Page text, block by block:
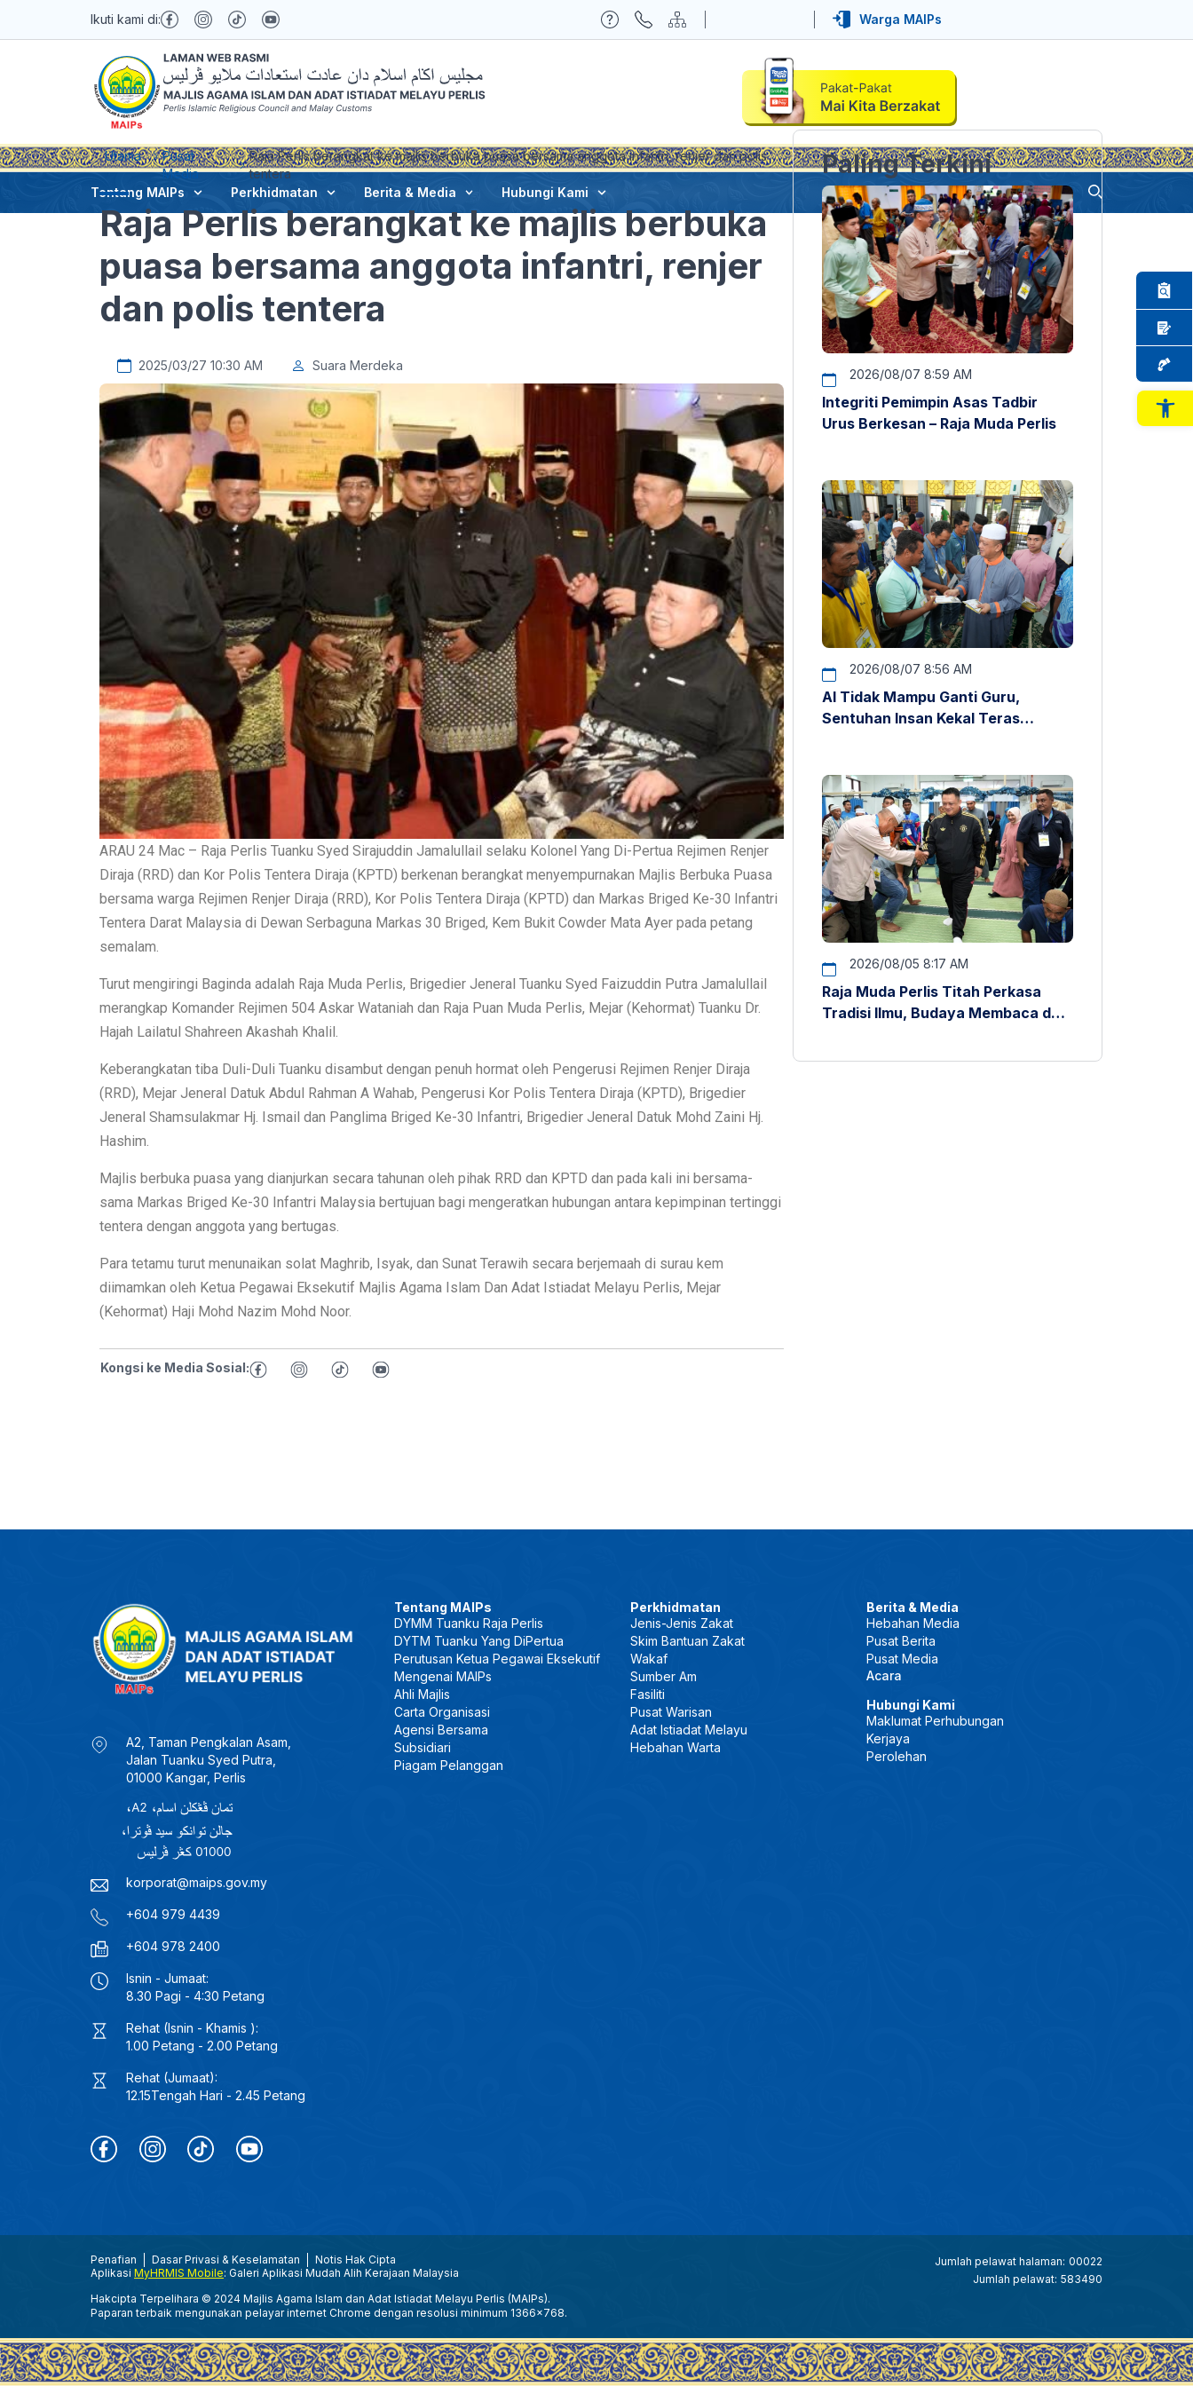
Ikuti kami di: Warga MAIPs
Tentang MAIPs Perkhidmatan Berita & Media Hubungi Kami
Utama
Pusat
Media
Raja Perlis berangkat ke majlis berbuka puasa bersama anggota infantri, renjer dan polis
tentera
Raja Perlis berangkat ke majlis berbuka
puasa bersama anggota infantri, renjer
dan polis tentera
2025/03/27 10:30 AM Suara Merdeka
ARAU 24 Mac – Raja Perlis Tuanku Syed Sirajuddin Jamalullail selaku Kolonel Yang Di-Pertua Rejimen Renjer
Diraja (RRD) dan Kor Polis Tentera Diraja (KPTD) berkenan berangkat menyempurnakan Majlis Berbuka Puasa
bersama warga Rejimen Renjer Diraja (RRD), Kor Polis Tentera Diraja (KPTD) dan Markas Briged Ke-30 Infantri
Tentera Darat Malaysia di Dewan Serbaguna Markas 30 Briged, Kem Bukit Cowder Mata Ayer pada petang
semalam.
Turut mengiringi Baginda adalah Raja Muda Perlis, Brigedier Jeneral Tuanku Syed Faizuddin Putra Jamalullail
merangkap Komander Rejimen 504 Askar Wataniah dan Raja Puan Muda Perlis, Mejar (Kehormat) Tuanku Dr.
Hajah Lailatul Shahreen Akashah Khalil.
Keberangkatan tiba Duli-Duli Tuanku disambut dengan penuh hormat oleh Pengerusi Rejimen Renjer Diraja
(RRD), Mejar Jeneral Datuk Abdul Rahman A Wahab, Pengerusi Kor Polis Tentera Diraja (KPTD), Brigedier
Jeneral Shamsulakmar Hj. Ismail dan Panglima Briged Ke-30 Infantri, Brigedier Jeneral Datuk Mohd Zaini Hj.
Hashim.
Majlis berbuka puasa yang dianjurkan secara tahunan oleh pihak RRD dan KPTD dan pada kali ini bersama-
sama Markas Briged Ke-30 Infantri Malaysia bertujuan bagi mengeratkan hubungan antara kepimpinan tertinggi
tentera dengan anggota yang bertugas.
Para tetamu turut menunaikan solat Maghrib, Isyak, dan Sunat Terawih secara berjemaah di surau kem
diimamkan oleh Ketua Pegawai Eksekutif Majlis Agama Islam Dan Adat Istiadat Melayu Perlis, Mejar
(Kehormat) Haji Mohd Nazim Mohd Noor.
Kongsi ke Media Sosial:
Paling Terkini
2026/08/07 8:59 AM
Integriti Pemimpin Asas Tadbir
Urus Berkesan – Raja Muda Perlis
2026/08/07 8:56 AM
AI Tidak Mampu Ganti Guru,
Sentuhan Insan Kekal Teras
2026/08/05 8:17 AM
Raja Muda Perlis Titah Perkasa
Tradisi Ilmu, Budaya Membaca dan
A2, Taman Pengkalan Asam,
Jalan Tuanku Syed Putra,
01000 Kangar, Perlis
korporat@maips.gov.my
+604 979 4439
+604 978 2400
Isnin - Jumaat:
8.30 Pagi - 4:30 Petang
Rehat (Isnin - Khamis ):
1.00 Petang - 2.00 Petang
Rehat (Jumaat):
12.15Tengah Hari - 2.45 Petang
Tentang MAIPs
DYMM Tuanku Raja Perlis
DYTM Tuanku Yang DiPertua
Perutusan Ketua Pegawai Eksekutif
Mengenai MAIPs
Ahli Majlis
Carta Organisasi
Agensi Bersama
Subsidiari
Piagam Pelanggan
Perkhidmatan
Jenis-Jenis Zakat
Skim Bantuan Zakat
Wakaf
Sumber Am
Fasiliti
Pusat Warisan
Adat Istiadat Melayu
Hebahan Warta
Berita & Media
Hebahan Media
Pusat Berita
Pusat Media
Acara
Hubungi Kami
Maklumat Perhubungan
Kerjaya
Perolehan
Penafian Dasar Privasi & Keselamatan
Notis Hak Cipta
Aplikasi MyHRMIS Mobile: Galeri Aplikasi Mudah Alih Kerajaan Malaysia
Hakcipta Terpelihara © 2024 Majlis Agama Islam dan Adat Istiadat Melayu Perlis (MAIPs).
Paparan terbaik mengunakan pelayar internet Chrome dengan resolusi minimum 1366x768.
Jumlah pelawat halaman: 00022
Jumlah pelawat: 583490